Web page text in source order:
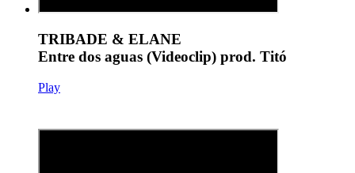
TRIBADE & ELANE
Entre dos aguas (Videoclip) prod. Titó
Play